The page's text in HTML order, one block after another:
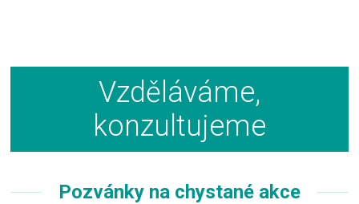
Vzděláváme,
konzultujeme
Pozvánky na chystané akce